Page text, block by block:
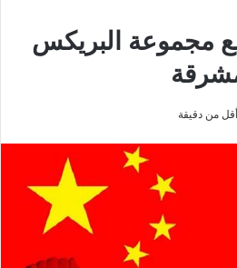
مجموعة البريكس
أقل من دقيقة